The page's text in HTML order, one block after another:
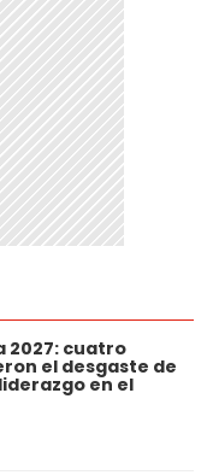
2027: cuatro
el desgaste de
en el